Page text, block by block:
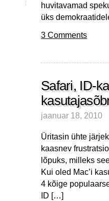
huvitavamad
üks
3 Comments
Safari, ID-
jaanuar 18, 2010
Üritasin ühte
kaasnev
lõpuks, milleks
Kui oled Mac’i
4 kõige
ID […]